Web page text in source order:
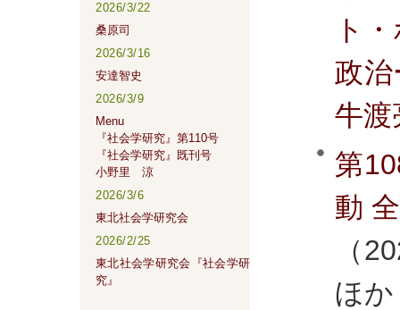
ト
政
牛渡
第
動
（
ほか
2026/3/22
桑原司
2026/3/16
安達智史
2026/3/9
Menu
『社会学研究』第110号
『社会学研究』既刊号
小野里 涼
2026/3/6
東北社会学研究会
2026/2/25
東北社会学研究会『社会学研
究』